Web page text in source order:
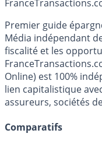
Accéder au
France
Premier guide
Média indépendant
fiscalité et les
Online) est 100%
lien capitalistique